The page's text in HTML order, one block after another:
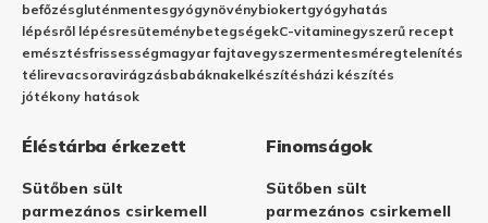
befőzésgluténmentesgyógynövénybiokertgyógyhatás
lépésről lépésresüteménybetegségekC-vitaminegyszerű recept
emésztésfrissességmagyar fajtavegyszermentesméregtelenítés
télirevacsoravirágzásbabáknakelkészítésházi készítés
jótékony hatások
Éléstárba érkezett
Sütőben sült
parmezános csirkemell
Finomságok
Sütőben sült
parmezános csirkemell